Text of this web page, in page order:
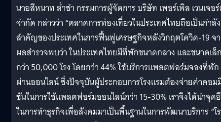
นายสีหนาท ล่ำซำ กรรมการผู้จัดการ บริษัท เพอร์เพิล เวนเจอ
จำกัด กล่าวว่า “ตลาดการท่องเที่ยวในประเทศไทยถือเป็นกำลัง
สำคัญของประเทศในการฟื้นฟูเศรษฐกิจหลังวิกฤตโควิด-19 จ
ผลสำรวจพบว่า ในประเทศไทยมีที่พักขนาดกลาง และขนาดเล็
กว่า 50,000 โรง โดยกว่า 44% ใช้บริการแพลตฟอร์มจองที่พัก
ผ่านออนไลน์ ซึ่งปัจจุบันผู้ประกอบการโรงแรมต้องจ่ายค่าคอม
ชันในการใช้แพลตฟอร์มออนไลน์กว่า 15-30% เราจึงได้นำจุด
ในการทำธุรกิจเพื่อสังคมมาเป็นพื้นฐานในการพัฒนาบริการ “โร